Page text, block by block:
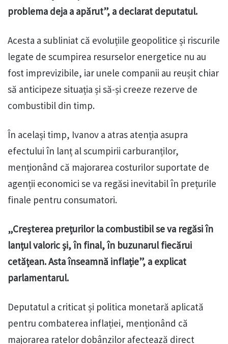
problema deja a apărut”, a declarat deputatul.
Acesta a subliniat că evoluțiile geopolitice și riscurile
legate de scumpirea resurselor energetice nu au
fost imprevizibile, iar unele companii au reușit chiar
să anticipeze situația și să-și creeze rezerve de
combustibil din timp.
În același timp, Ivanov a atras atenția asupra
efectului în lanț al scumpirii carburanților,
menționând că majorarea costurilor suportate de
agenții economici se va regăsi inevitabil în prețurile
finale pentru consumatori.
„Creșterea prețurilor la combustibil se va regăsi în
lanțul valoric și, în final, în buzunarul fiecărui
cetățean. Asta înseamnă inflație”, a explicat
parlamentarul.
Deputatul a criticat și politica monetară aplicată
pentru combaterea inflației, menționând că
majorarea ratelor dobânzilor afectează direct